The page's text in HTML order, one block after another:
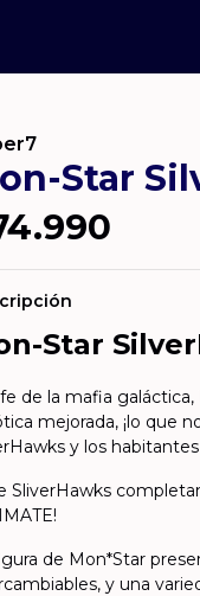
Star
Star
de la mafia
mejorada, ¡lo que
y los
SliverHawks
de Mon*Star
y una